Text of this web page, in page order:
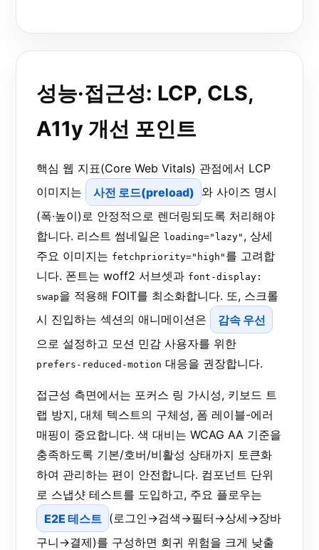
성능·접근성: LCP, CLS,
A11y 개선 포인트
핵심 웹 지표(Core Web Vitals) 관점에서 LCP
이미지는
사전 로드(preload) 와 사이즈 명시
(폭·높이)로 안정적으로 렌더링되도록 처리해야
합니다. 리스트 썸네일은 loading="lazy" , 상세
주요 이미지는 fetchpriority="high" 를 고려합
니다. 폰트는 woff2 서브셋과 font-display:
swap을 적용해 FOIT를 최소화합니다. 또, 스크롤
시 진입하는 섹션의 애니메이션은
감속 우선
으로 설정하고 모션 민감 사용자를 위한
prefers-reduced-motion 대응을 권장합니다.
접근성 측면에서는 포커스 링 가시성, 키보드 트
랩 방지, 대체 텍스트의 구체성, 폼 레이블-에러
매핑이 중요합니다. 색 대비는 WCAG AA 기준을
충족하도록 기본/호버/비활성 상태까지 토큰화
하여 관리하는 편이 안전합니다. 컴포넌트 단위
로 스냅샷 테스트를 도입하고, 주요 플로우는
E2E 테스트 (로그인→검색→필터→상세→장바
구니→결제)를 구성하면 회귀 위험을 크게 낮출